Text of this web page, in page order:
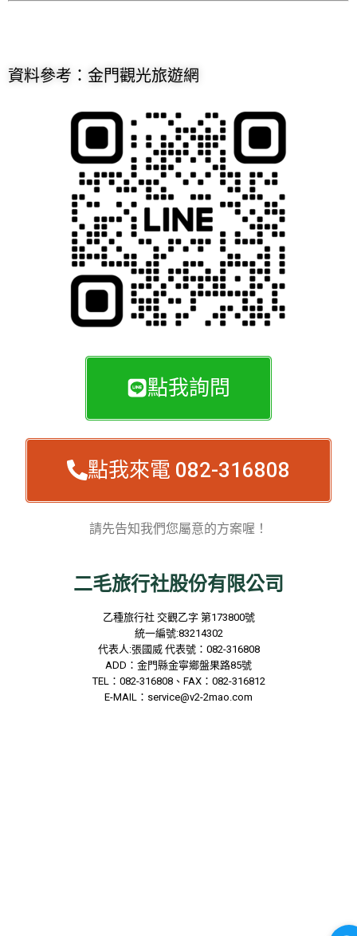
資料參考：金門觀光旅遊網
點我詢問
點我來電 082-316808
請先告知我們您屬意的方案喔！
二毛旅行社股份有限公司
乙種旅行社 交觀乙字 第173800號
統一編號:83214302
代表人:張國威 代表號： 082-316808
ADD ：金門縣金寧鄉盤果路85號
TEL： 082-316808、 FAX： 082-316812
E-MAIL ： service@v2-2mao.com